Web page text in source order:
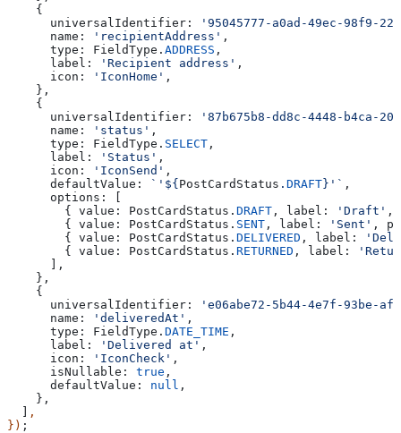
    {
      universalIdentifier:
'95045777-a0ad-49ec-98f9-
      name:
'recipientAddress' ,
      type:
FieldType . ADDRESS ,
      label:
'Recipient address' ,
      icon:
'IconHome' ,
    },
    {
      universalIdentifier:
'87b675b8-dd8c-4448-b4ca-
      name:
'status' ,
      type:
FieldType . SELECT ,
      label:
'Status' ,
      icon:
'IconSend' ,
      defaultValue:
`' ${PostCardStatus . DRAFT} '` ,
      options:
[
        {
value: PostCardStatus . DRAFT , label: 'Draft' ,
        {
value: PostCardStatus . SENT , label: 'Sent' ,
        {
value: PostCardStatus . DELIVERED , label:
        {
value: PostCardStatus . RETURNED , label:
      ],
    },
    {
      universalIdentifier:
'e06abe72-5b44-4e7f-93be-
      name:
'deliveredAt' ,
      type:
FieldType . DATE_TIME ,
      label:
'Delivered at' ,
      icon:
'IconCheck' ,
      isNullable:
true ,
      defaultValue:
null ,
    },
  ]
,
}) ;